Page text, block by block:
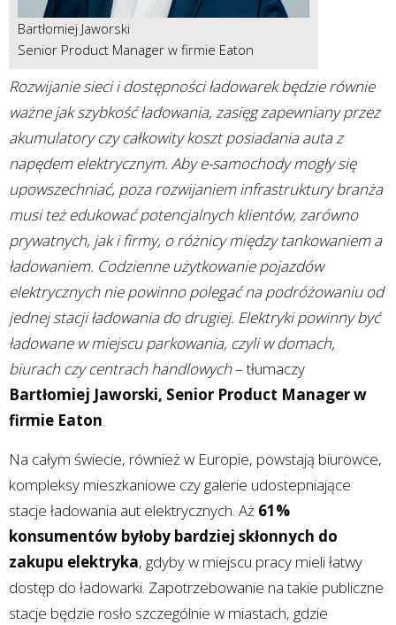
Bartłomiej Jaworski
Senior Product Manager w firmie Eaton
Rozwijanie sieci i dostępności ładowarek będzie równie
ważne jak szybkość ładowania, zasięg zapewniany przez
akumulatory czy całkowity koszt posiadania auta z
napędem elektrycznym. Aby e-samochody mogły się
upowszechniać, poza rozwijaniem infrastruktury branża
musi też edukować potencjalnych klientów, zarówno
prywatnych, jak i firmy, o różnicy między tankowaniem a
ładowaniem. Codzienne użytkowanie pojazdów
elektrycznych nie powinno polegać na podróżowaniu od
jednej stacji ładowania do drugiej. Elektryki powinny być
ładowane w miejscu parkowania, czyli w domach,
biurach czy centrach handlowych– tłumaczy
Bartłomiej Jaworski, Senior Product Manager w
firmie Eaton.
Na całym świecie, również w Europie, powstają biurowce,
kompleksy mieszkaniowe czy galerie udostepniające
stacje ładowania aut elektrycznych. Aż 61%
konsumentów byłoby bardziej skłonnych do
zakupu elektryka, gdyby w miejscu pracy mieli łatwy
dostęp do ładowarki. Zapotrzebowanie na takie publiczne
stacje będzie rosło szczególnie w miastach, gdzie